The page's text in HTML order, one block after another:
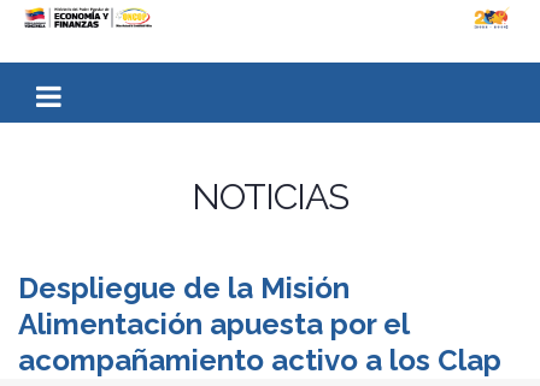
NOTICIAS
Despliegue de la Misión
Alimentación apuesta por el
acompañamiento activo a los Clap